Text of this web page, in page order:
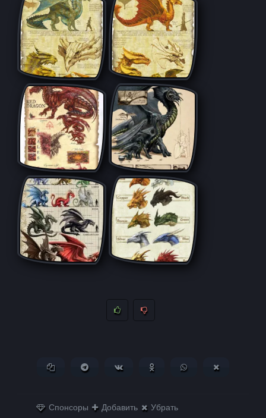
Копировать ссылкуПоделиться в Telegram
Поделиться ВКонтактеПоделиться в
Поделиться в
Спонсоры Добавить Убрать